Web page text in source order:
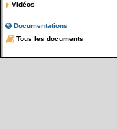
Vidéos
Documentations
Tous les documents